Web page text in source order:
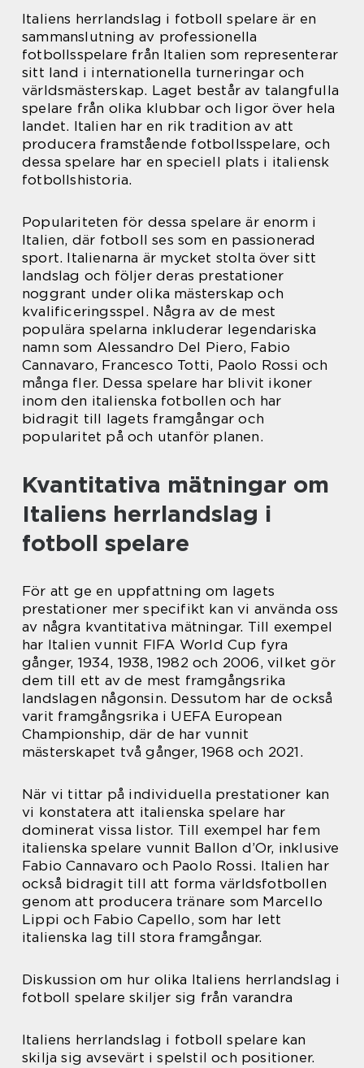
Italiens herrlandslag i fotboll spelare är en
sammanslutning av professionella
fotbollsspelare från Italien som representerar
sitt land i internationella turneringar och
världsmästerskap. Laget består av talangfulla
spelare från olika klubbar och ligor över hela
landet. Italien har en rik tradition av att
producera framstående fotbollsspelare, och
dessa spelare har en speciell plats i italiensk
fotbollshistoria.
Populariteten för dessa spelare är enorm i
Italien, där fotboll ses som en passionerad
sport. Italienarna är mycket stolta över sitt
landslag och följer deras prestationer
noggrant under olika mästerskap och
kvalificeringsspel. Några av de mest
populära spelarna inkluderar legendariska
namn som Alessandro Del Piero, Fabio
Cannavaro, Francesco Totti, Paolo Rossi och
många fler. Dessa spelare har blivit ikoner
inom den italienska fotbollen och har
bidragit till lagets framgångar och
popularitet på och utanför planen.
Kvantitativa mätningar om
Italiens herrlandslag i
fotboll spelare
För att ge en uppfattning om lagets
prestationer mer specifikt kan vi använda oss
av några kvantitativa mätningar. Till exempel
har Italien vunnit FIFA World Cup fyra
gånger, 1934, 1938, 1982 och 2006, vilket gör
dem till ett av de mest framgångsrika
landslagen någonsin. Dessutom har de också
varit framgångsrika i UEFA European
Championship, där de har vunnit
mästerskapet två gånger, 1968 och 2021.
När vi tittar på individuella prestationer kan
vi konstatera att italienska spelare har
dominerat vissa listor. Till exempel har fem
italienska spelare vunnit Ballon d’Or, inklusive
Fabio Cannavaro och Paolo Rossi. Italien har
också bidragit till att forma världsfotbollen
genom att producera tränare som Marcello
Lippi och Fabio Capello, som har lett
italienska lag till stora framgångar.
Diskussion om hur olika Italiens herrlandslag i
fotboll spelare skiljer sig från varandra
Italiens herrlandslag i fotboll spelare kan
skilja sig avsevärt i spelstil och positioner.